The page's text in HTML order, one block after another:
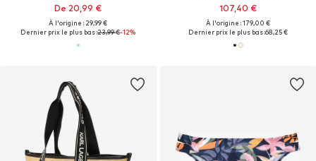
De 20,99 €
À l'origine : 29,99 €
Dernier prix le plus bas :23,99 €-12%
107,40 €
À l'origine : 179,00 €
Dernier prix le plus bas :68,25 €